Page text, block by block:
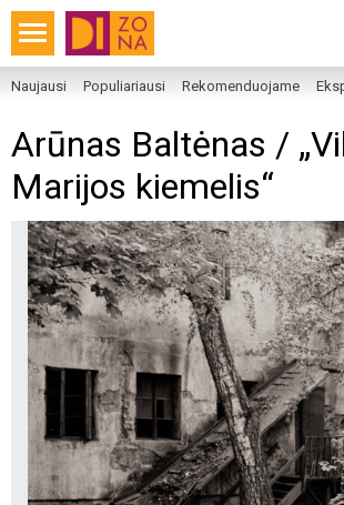
Naujausi Populiariausi Rekomenduojame
Arūnas Baltėnas /
Marijos kiemelis“